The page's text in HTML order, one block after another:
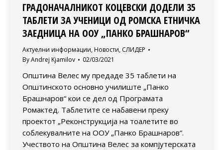
ГРАДОНАЧАЛНИКОТ КОЦЕВСКИ ДОДЕЛИ 35
ТАБЛЕТИ ЗА УЧЕНИЦИ ОД РОМСКА ЕТНИЧКА
ЗАЕДНИЦА НА ООУ „ПАНКО БРАШНАРОВ“
Актуелни информации, Новости, СЛИДЕР
ByAndrej Kjamilov 02/03/2021
Општина Велес му предаде 35 таблети на
Општинското основно училиште „Панко
Брашнаров“ кои се дел од Програмата
Ромактед. Таблетите се набавени преку
проектот „Реконструкција на тоалетите во
соблекувалните на ООУ „Панко Брашнаров“.
Учеството на Општина Велес за компјутерската